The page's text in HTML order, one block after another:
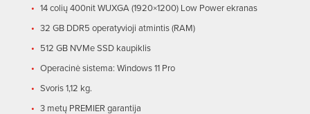
14 colių 400nit WUXGA (1920×1200) Low Power ekranas
32 GB DDR5 operatyvioji atmintis (RAM)
512 GB NVMe SSD kaupiklis
Operacinė sistema: Windows 11 Pro
Svoris 1,12 kg.
3 metų PREMIER garantija